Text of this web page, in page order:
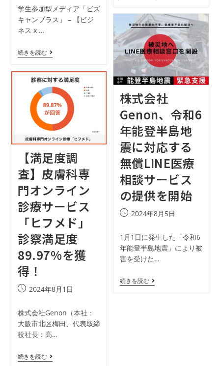
学生参加型メディア「ビズ
キャンプラス」 – 【ビジ
ネス x …
続きを読む
株式会社
Genon、令和6
年能登半島地
震に対応する
無償LINE医療
相談サービス
の提供を開始
2024年8月5日
1月1日に発生した「令和6
年能登半島地震」により被
害を受けた…
続きを読む
【満足度調
査】皮膚科専
門オンライン
診療サービス
「ヒフメド」
診察満足度
89.97%を獲
得！
2024年8月1日
株式会社Genon（本社：
大阪市北区梅田、代表取締
役社長：高…
続きを読む